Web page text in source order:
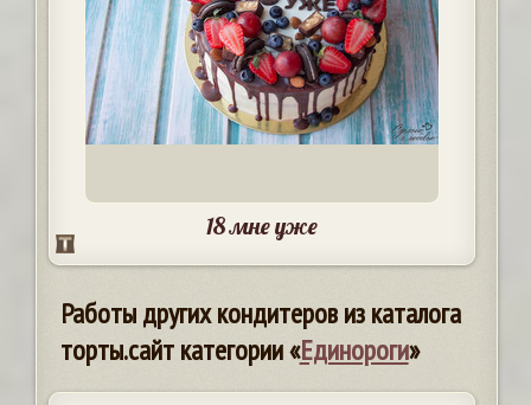
18 мне уже
Работы других кондитеров из каталога
торты.сайт категории «Единороги»